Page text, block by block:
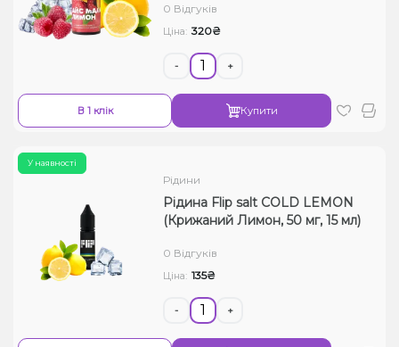
0 Відгуків
Ціна: 320₴
- +
В 1 клік Купити
У наявності
Рідини
Рідина Flip salt COLD LEMON
(Крижаний Лимон, 50 мг, 15 мл)
0 Відгуків
Ціна: 135₴
- +